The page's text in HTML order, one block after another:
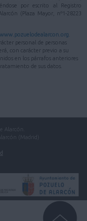
por escrito al Registro
(Plaza Mayor, nº1-28223
www.pozuelodealarcon.org
personal de personas
con carácter previo a su
en los párrafos anteriores
de sus datos.
Alarcón.
(Madrid)